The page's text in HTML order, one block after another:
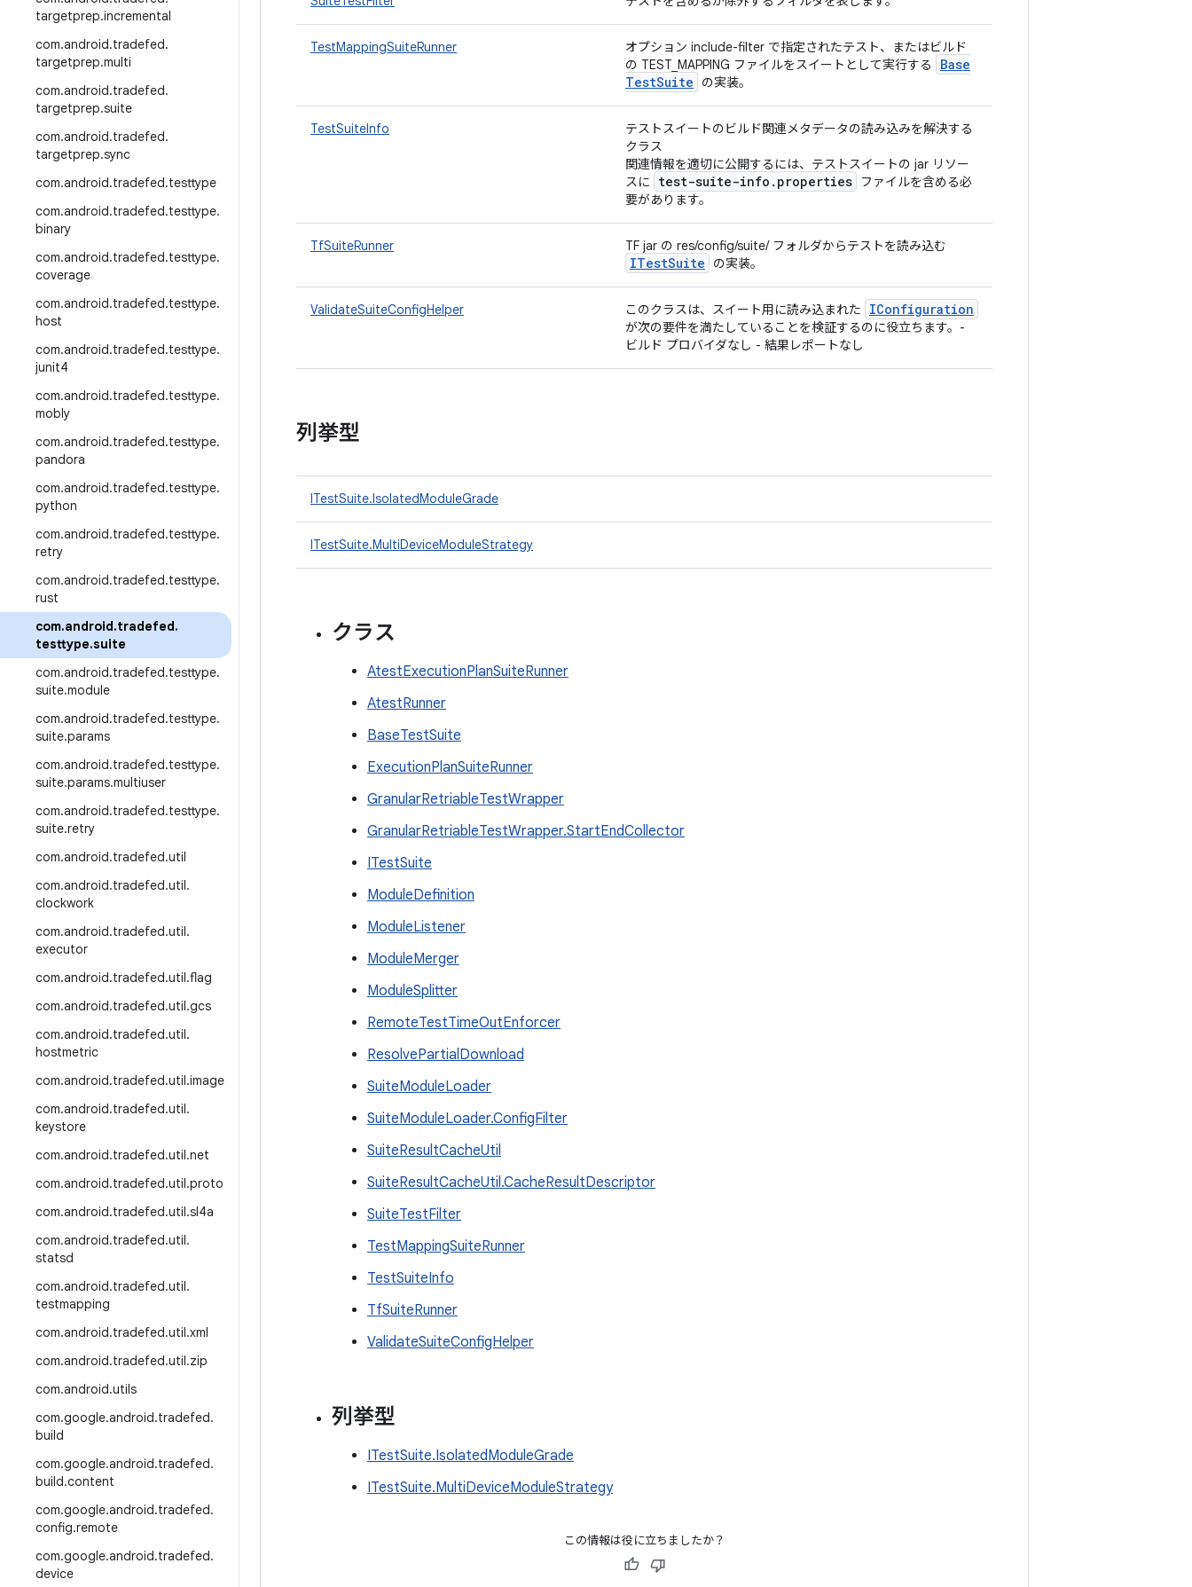
targetprep.incremental
com.android.tradefed.
targetprep.multi
com.android.tradefed.
targetprep.suite
com.android.tradefed.
targetprep.sync
com.android.tradefed.testtype
com.android.tradefed.testtype.
binary
com.android.tradefed.testtype.
coverage
com.android.tradefed.testtype.
host
com.android.tradefed.testtype.
junit4
com.android.tradefed.testtype.
mobly
com.android.tradefed.testtype.
pandora
com.android.tradefed.testtype.
python
com.android.tradefed.testtype.
retry
com.android.tradefed.testtype.
rust
com.android.tradefed.
testtype.suite
com.android.tradefed.testtype.
suite.module
com.android.tradefed.testtype.
suite.params
com.android.tradefed.testtype.
suite.params.multiuser
com.android.tradefed.testtype.
suite.retry
com.android.tradefed.util
com.android.tradefed.util.
clockwork
com.android.tradefed.util.
executor
com.android.tradefed.util.flag
com.android.tradefed.util.gcs
com.android.tradefed.util.
hostmetric
com.android.tradefed.util.image
com.android.tradefed.util.
keystore
com.android.tradefed.util.net
com.android.tradefed.util.proto
com.android.tradefed.util.sl4a
com.android.tradefed.util.
statsd
com.android.tradefed.util.
testmapping
com.android.tradefed.util.xml
com.android.tradefed.util.zip
com.android.utils
com.google.android.tradefed.
build
com.google.android.tradefed.
build.content
com.google.android.tradefed.
config.remote
com.google.android.tradefed.
device
TestMappingSuiteRunner
オプション include-filter で指定されたテスト、またはビルド
の TEST_MAPPING ファイルをスイートとして実行する
Base
TestSuite の実装。
TestSuiteInfo
テストスイートのビルド関連メタデータの読み込みを解決する
クラス
関連情報を適切に公開するには、テストスイートの jar リソー
スに
test-suite-info.properties
ファイルを含める必
要があります。
TfSuiteRunner TF jar の res/config/suite/ フォルダからテストを読み込む
ITestSuite の実装。
ValidateSuiteConfigHelper このクラスは、スイート用に読み込まれた IConfiguration
が次の要件を満たしていることを検証するのに役立ちます。-
ビルド プロバイダなし - 結果レポートなし
列挙型
ITestSuite.IsolatedModuleGrade
ITestSuite.MultiDeviceModuleStrategy
クラス
AtestExecutionPlanSuiteRunner
AtestRunner
BaseTestSuite
ExecutionPlanSuiteRunner
GranularRetriableTestWrapper
GranularRetriableTestWrapper.StartEndCollector
ITestSuite
ModuleDefinition
ModuleListener
ModuleMerger
ModuleSplitter
RemoteTestTimeOutEnforcer
ResolvePartialDownload
SuiteModuleLoader
SuiteModuleLoader.ConfigFilter
SuiteResultCacheUtil
SuiteResultCacheUtil.CacheResultDescriptor
SuiteTestFilter
TestMappingSuiteRunner
TestSuiteInfo
TfSuiteRunner
ValidateSuiteConfigHelper
列挙型
ITestSuite.IsolatedModuleGrade
ITestSuite.MultiDeviceModuleStrategy
この情報は役に立ちましたか？